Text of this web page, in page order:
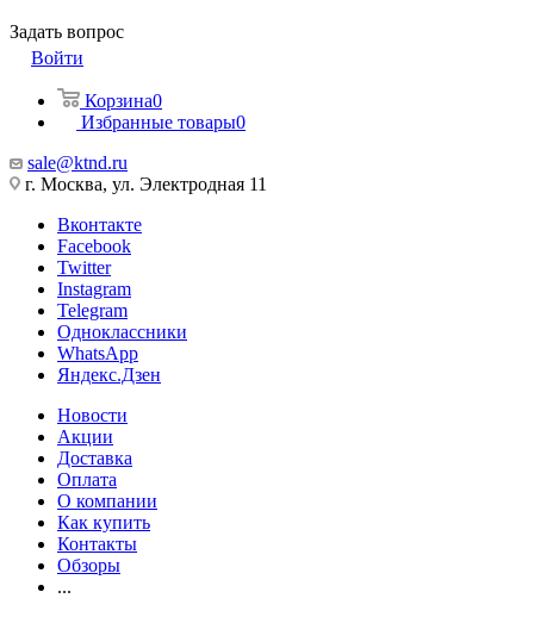
Задать вопрос
Войти
Корзина0
Избранные товары0
sale@ktnd.ru
г. Москва, ул. Электродная 11
Вконтакте
Facebook
Twitter
Instagram
Telegram
Одноклассники
WhatsApp
Яндекс.Дзен
Новости
Акции
Доставка
Оплата
О компании
Как купить
Контакты
Обзоры
...